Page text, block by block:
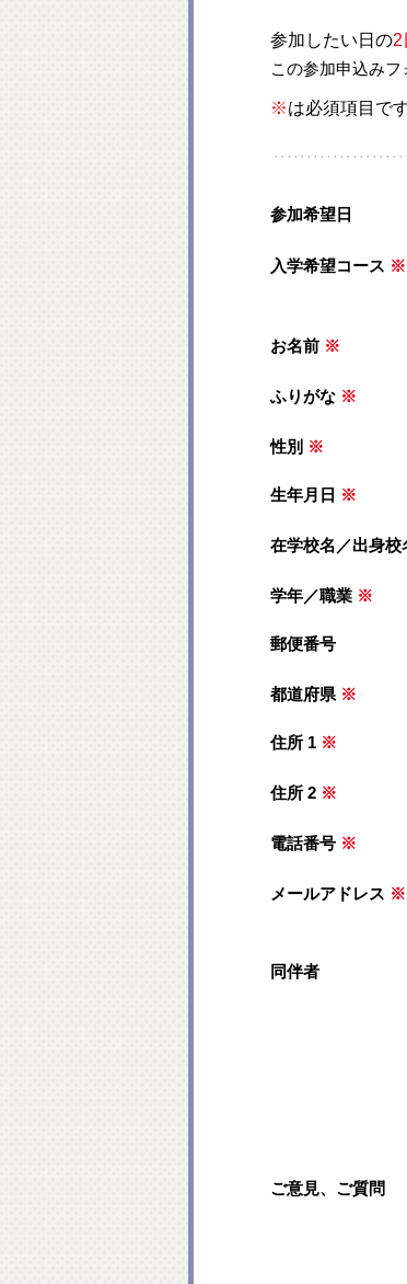
参加したい日の2
この参加申込み
※は必須項目で
参加希望日
入学希望コース ※
お名前 ※
ふりがな ※
性別 ※
生年月日 ※
在学校名／出身校
学年／職業 ※
郵便番号
都道府県 ※
住所 1 ※
住所 2 ※
電話番号 ※
メールアドレス ※
同伴者
ご意見、ご質問